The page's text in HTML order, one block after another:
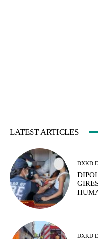
LATEST ARTICLES
DXKD
DXKD